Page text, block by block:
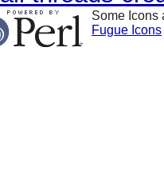
Some Icons
Fugue Icons